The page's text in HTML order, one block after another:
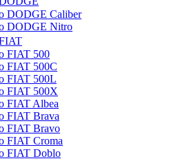
DODGE Caliber
DODGE Nitro
FIAT 500
FIAT 500C
FIAT 500L
FIAT 500X
FIAT Albea
FIAT Brava
FIAT Bravo
FIAT Croma
FIAT Doblo